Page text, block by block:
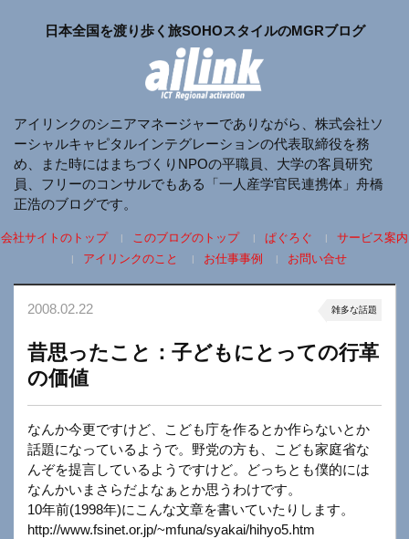
日本全国を渡り歩く旅SOHOスタイルのMGRブログ
アイリンクのシニアマネージャーでありながら、株式会社ソ
ーシャルキャピタルインテグレーションの代表取締役を務
め、また時にはまちづくりNPOの平職員、大学の客員研究
員、フリーのコンサルでもある「一人産学官民連携体」舟橋
正浩のブログです。
会社サイトのトップ このブログのトップ ぱぐろぐ
サービス案内
アイリンクのこと
お仕事事例 お問い合せ
2008.02.22 雑多な話題
昔思ったこと：子どもにとっての行革
の価値
なんか今更ですけど、こども庁を作るとか作らないとか
話題になっているようで。野党の方も、こども家庭省な
んぞを提言しているようですけど。どっちとも僕的には
なんかいまさらだよなぁとか思うわけです。
10年前(1998年)にこんな文章を書いていたりします。
http://www.fsinet.or.jp/~mfuna/syakai/hihyo5.htm